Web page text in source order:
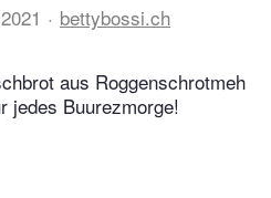
bettybossi.ch
aus Roggenschrotmeh
jedes Buurezmorge!